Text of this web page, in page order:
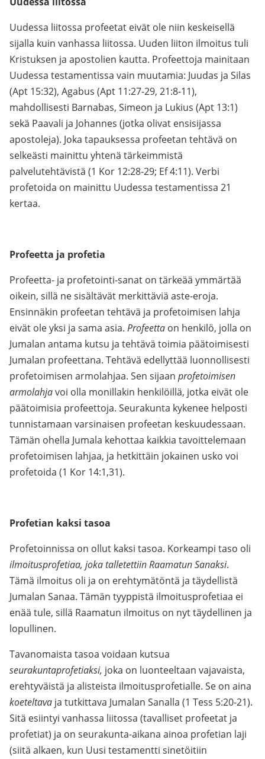
Uudessa liitossa profeetat eivät ole niin keskeisellä
sijalla kuin vanhassa liitossa. Uuden liiton ilmoitus tuli
Kristuksen ja apostolien kautta. Profeettoja mainitaan
Uudessa testamentissa vain muutamia: Juudas ja Silas
(Apt 15:32), Agabus (Apt 11:27-29, 21:8-11),
mahdollisesti Barnabas, Simeon ja Lukius (Apt 13:1)
sekä Paavali ja Johannes (jotka olivat ensisijassa
apostoleja). Joka tapauksessa profeetan tehtävä on
selkeästi mainittu yhtenä tärkeimmistä
palvelutehtävistä (1 Kor 12:28-29; Ef 4:11). Verbi
profetoida on mainittu Uudessa testamentissa 21
kertaa.
Profeetta ja profetia
Profeetta- ja profetointi-sanat on tärkeää ymmärtää
oikein, sillä ne sisältävät merkittäviä aste-eroja.
Ensinnäkin profeetan tehtävä ja profetoimisen lahja
eivät ole yksi ja sama asia. Profeetta on henkilö, jolla on
Jumalan antama kutsu ja tehtävä toimia päätoimisesti
Jumalan profeettana. Tehtävä edellyttää luonnollisesti
profetoimisen armolahjaa. Sen sijaan profetoimisen
armolahjavoi olla monillakin henkilöillä, jotka eivät ole
päätoimisia profeettoja. Seurakunta kykenee helposti
tunnistamaan varsinaisen profeetan keskuudessaan.
Tämän ohella Jumala kehottaa kaikkia tavoittelemaan
profetoimisen lahjaa, ja hetkittäin jokainen usko voi
profetoida (1 Kor 14:1,31).
Profetian kaksi tasoa
Profetoinnissa on ollut kaksi tasoa. Korkeampi taso oli
ilmoitusprofetiaa, joka talletettiin Raamatun Sanaksi.
Tämä ilmoitus oli ja on erehtymätöntä ja täydellistä
Jumalan Sanaa. Tämän tyyppistä ilmoitusprofetiaa ei
enää tule, sillä Raamatun ilmoitus on nyt täydellinen ja
lopullinen.
Tavanomaista tasoa voidaan kutsua
seurakuntaprofetiaksi, joka on luonteeltaan vajavaista,
erehtyväistä ja alisteista ilmoitusprofetialle. Se on aina
koeteltava ja tutkittava Jumalan Sanalla (1 Tess 5:20-21).
Sitä esiintyi vanhassa liitossa (tavalliset profeetat ja
profetiat) ja on seurakunta-aikana ainoa profetian laji
(siitä alkaen, kun Uusi testamentti sinetöitiin